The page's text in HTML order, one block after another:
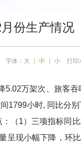
份生产情况
字体： 大 中 小 打印
5.02万架次、旅客吞
1799小时, 同比分
（1）三项指标同
呈现小幅下降，环